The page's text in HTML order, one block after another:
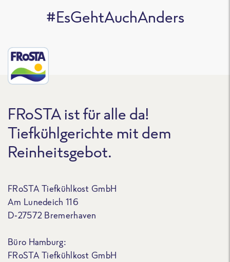
#EsGehtAuchAnders
FRoSTA ist für alle da!
Tiefkühlgerichte mit dem
Reinheitsgebot.
FRoSTA Tiefkühlkost GmbH
Am Lunedeich 116
D-27572 Bremerhaven
Büro Hamburg:
FRoSTA Tiefkühlkost GmbH